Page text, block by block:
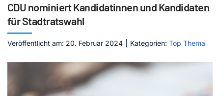
Mediathek
Jetzt abonnieren
CDU nominiert Kandidatinnen und Kandidaten
für Stadtratswahl
Veröffentlicht am: 20. Februar 2024 Kategorien: Top Thema